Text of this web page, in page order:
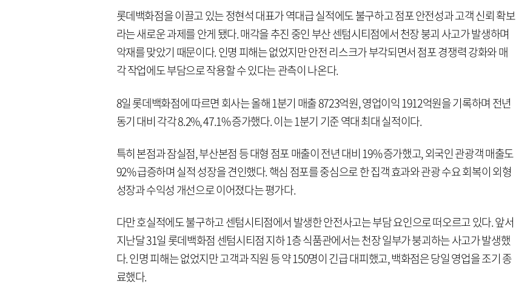
롯데백화점을 이끌고 있는 정현석 대표가 역대급 실적에도 불구하고 점포 안전성과 고객 신뢰 확보
라는 새로운 과제를 안게 됐다. 매각을 추진 중인 부산 센텀시티점에서 천장 붕괴 사고가 발생하며
악재를 맞았기 때문이다. 인명 피해는 없었지만 안전 리스크가 부각되면서 점포 경쟁력 강화와 매
각 작업에도 부담으로 작용할 수 있다는 관측이 나온다.
8일 롯데백화점에 따르면 회사는 올해 1분기 매출 8723억원, 영업이익 1912억원을 기록하며 전년
동기 대비 각각 8.2%, 47.1% 증가했다. 이는 1분기 기준 역대 최대 실적이다.
특히 본점과 잠실점, 부산본점 등 대형 점포 매출이 전년 대비 19% 증가했고, 외국인 관광객 매출도
92% 급증하며 실적 성장을 견인했다. 핵심 점포를 중심으로 한 집객 효과와 관광 수요 회복이 외형
성장과 수익성 개선으로 이어졌다는 평가다.
다만 호실적에도 불구하고 센텀시티점에서 발생한 안전사고는 부담 요인으로 떠오르고 있다. 앞서
지난달 31일 롯데백화점 센텀시티점 지하 1층 식품관에서는 천장 일부가 붕괴하는 사고가 발생했
다. 인명 피해는 없었지만 고객과 직원 등 약 150명이 긴급 대피했고, 백화점은 당일 영업을 조기 종
료했다.